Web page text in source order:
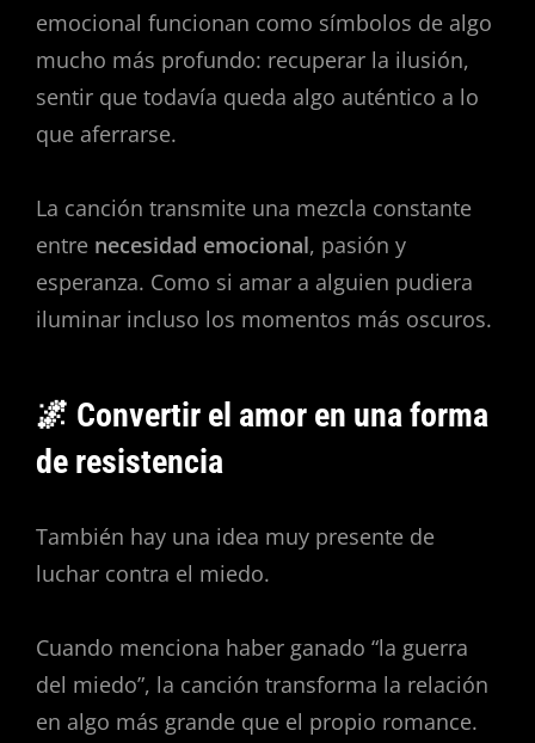
emocional funcionan como símbolos de algo
mucho más profundo: recuperar la ilusión,
sentir que todavía queda algo auténtico a lo
que aferrarse.
La canción transmite una mezcla constante
entre necesidad emocional, pasión y
esperanza. Como si amar a alguien pudiera
iluminar incluso los momentos más oscuros.
🌌 Convertir el amor en una forma
de resistencia
También hay una idea muy presente de
luchar contra el miedo.
Cuando menciona haber ganado “la guerra
del miedo”, la canción transforma la relación
en algo más grande que el propio romance.